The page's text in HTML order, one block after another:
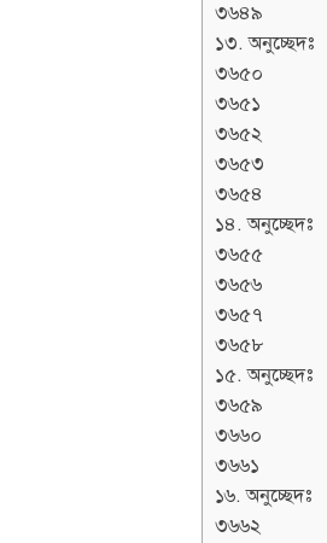
৩৬৪৯
১৩. অনুচ্ছেদঃ
৩৬৫০
৩৬৫১
৩৬৫২
৩৬৫৩
৩৬৫৪
১৪. অনুচ্ছেদঃ
৩৬৫৫
৩৬৫৬
৩৬৫৭
৩৬৫৮
১৫. অনুচ্ছেদঃ
৩৬৫৯
৩৬৬০
৩৬৬১
১৬. অনুচ্ছেদঃ
৩৬৬২